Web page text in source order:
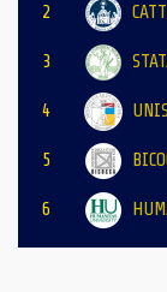
2
3
4
5
6